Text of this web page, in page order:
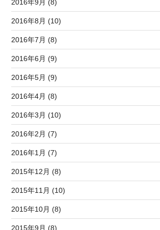
2016年9月 (8)
2016年8月 (10)
2016年7月 (8)
2016年6月 (9)
2016年5月 (9)
2016年4月 (8)
2016年3月 (10)
2016年2月 (7)
2016年1月 (7)
2015年12月 (8)
2015年11月 (10)
2015年10月 (8)
2015年9月 (8)